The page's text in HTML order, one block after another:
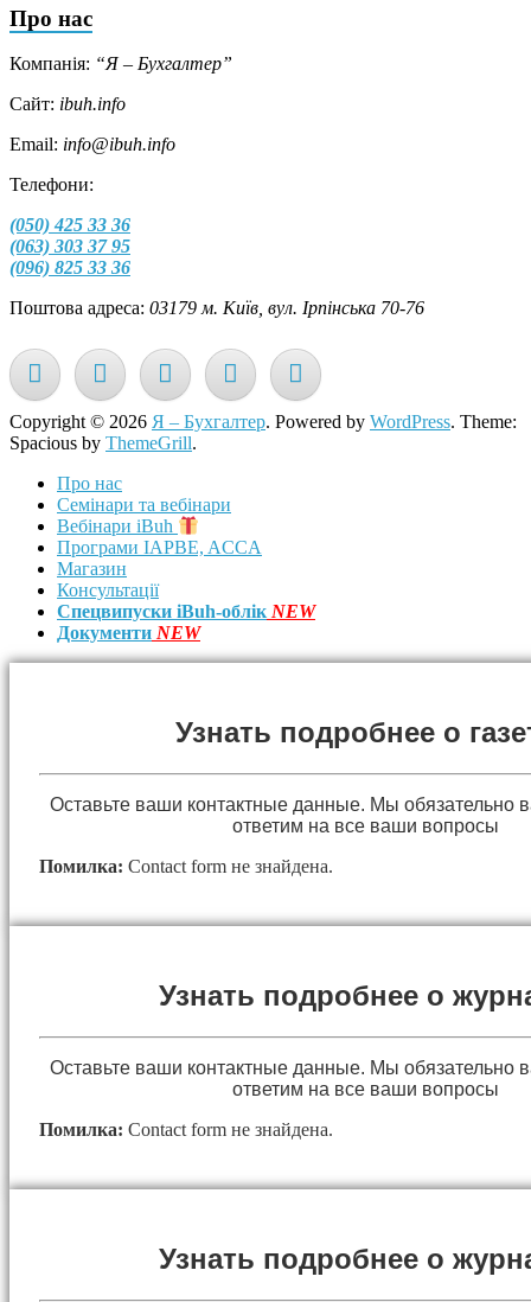
Про нас
Компанія: “Я – Бухгалтер”
Сайт: ibuh.info
Email: info@ibuh.info
Телефони:
(050) 425 33 36
(063) 303 37 95
(096) 825 33 36
Поштова адреса: 03179 м. Київ, вул. Ірпінська 70-76
Copyright © 2026 Я – Бухгалтер. Powered by WordPress. Theme:
Spacious by ThemeGrill.
Про нас
Семінари та вебінари
Вебінари iBuh
Програми IAPBE, ACCA
Магазин
Консультації
Спецвипуски iBuh-облік NEW
Документи NEW
Узнать подробнее о
Оставьте ваши контактные данные. Мы обязательно
ответим на все ваши вопросы
Помилка: Contact form не знайдена.
Узнать подробнее о
Оставьте ваши контактные данные. Мы обязательно
ответим на все ваши вопросы
Помилка: Contact form не знайдена.
Узнать подробнее о